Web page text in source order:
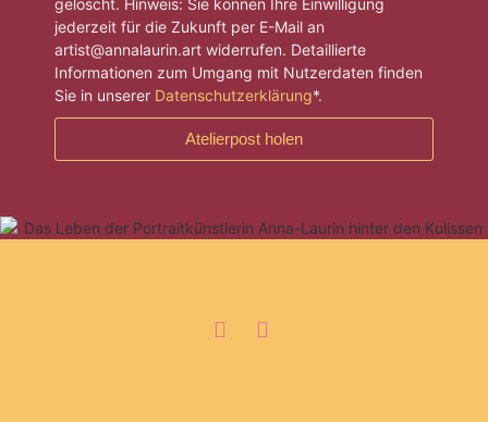
jederzeit für die Zukunft per E-Mail an
artist@annalaurin.art widerrufen. Detaillierte
Informationen zum Umgang mit Nutzerdaten finden
Sie in unserer Datenschutzerklärung*.
Atelierpost holen